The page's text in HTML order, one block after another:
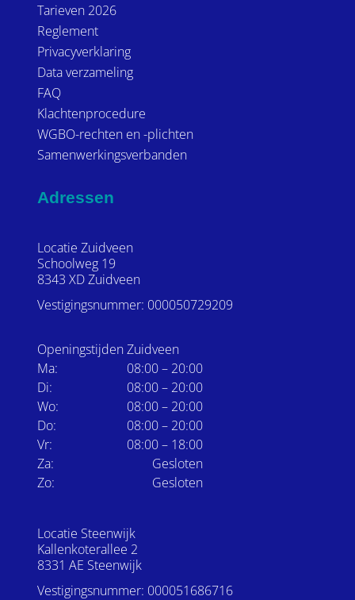
Tarieven 2026
Reglement
Privacyverklaring
Data verzameling
FAQ
Klachtenprocedure
WGBO-rechten en -plichten
Samenwerkingsverbanden
Adressen
Locatie Zuidveen
Schoolweg 19
8343 XD Zuidveen
Vestigingsnummer: 000050729209
Openingstijden Zuidveen
Ma:
08:00 – 20:00
Di:
08:00 – 20:00
Wo:
08:00 – 20:00
Do:
08:00 – 20:00
Vr:
08:00 – 18:00
Za:
Gesloten
Zo:
Gesloten
Locatie Steenwijk
Kallenkoterallee 2
8331 AE Steenwijk
Vestigingsnummer: 000051686716